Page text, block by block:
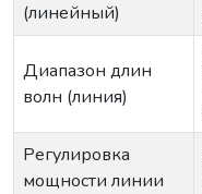
(линейный)
Диапазон длин
волн (линия)
Регулировка
мощности линии